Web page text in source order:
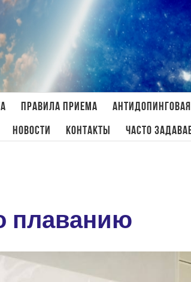
Правила приема
Новости Контакты Часто
плаванию